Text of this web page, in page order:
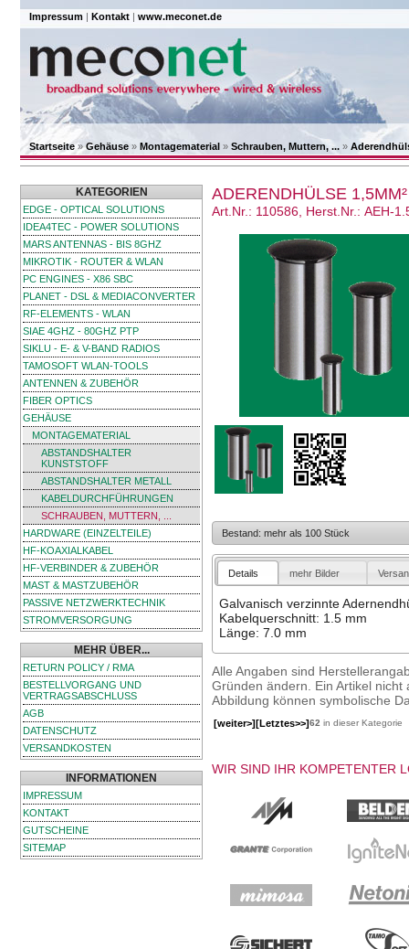
Impressum | Kontakt | www.meconet.de
Startseite»Gehäuse » Montagematerial » Schrauben, Muttern, ... »
KATEGORIEN
EDGE - OPTICAL SOLUTIONS
IDEA4TEC - POWER SOLUTIONS
MARS ANTENNAS - BIS 8GHZ
MIKROTIK - ROUTER & WLAN
PC ENGINES - X86 SBC
PLANET - DSL & MEDIACONVERTER
RF-ELEMENTS - WLAN
SIAE 4GHZ - 80GHZ PTP
SIKLU - E- & V-BAND RADIOS
TAMOSOFT WLAN-TOOLS
ANTENNEN & ZUBEHÖR
FIBER OPTICS
GEHÄUSE
MONTAGEMATERIAL
ABSTANDSHALTER
KUNSTSTOFF
ABSTANDSHALTER METALL
KABELDURCHFÜHRUNGEN
SCHRAUBEN, MUTTERN, ...
HARDWARE (EINZELTEILE)
HF-KOAXIALKABEL
HF-VERBINDER & ZUBEHÖR
MAST & MASTZUBEHÖR
PASSIVE NETZWERKTECHNIK
STROMVERSORGUNG
MEHR ÜBER...
RETURN POLICY / RMA
BESTELLVORGANG UND
VERTRAGSABSCHLUSS
AGB
DATENSCHUTZ
VERSANDKOSTEN
INFORMATIONEN
IMPRESSUM
KONTAKT
GUTSCHEINE
SITEMAP
ADERENDHÜLSE 1,5MM²
Art.Nr.: 110586, Herst.Nr.: AEH-
Bestand: mehr als 100 Stück
Details mehr Bilder
Galvanisch verzinnte
Kabelquerschnitt: 1.5 mm
Länge: 7.0 mm
Alle Angaben sind
Gründen ändern. Ein Artikel
Abbildung können symbolische
[weiter>][Letztes>>]62 in dieser Kategorie
WIR SIND IHR KOMPETENTER